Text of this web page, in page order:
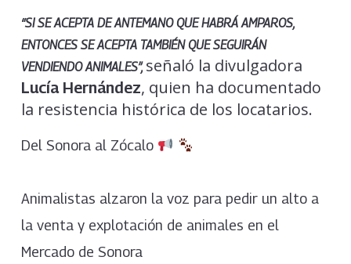
“SI SE ACEPTA DE ANTEMANO QUE HABRÁ AMPAROS,
ENTONCES SE ACEPTA TAMBIÉN QUE SEGUIRÁN
VENDIENDO ANIMALES”, señaló la divulgadora
Lucía Hernández, quien ha documentado
la resistencia histórica de los locatarios.
Del Sonora al Zócalo
Animalistas alzaron la voz para pedir un alto a
la venta y explotación de animales en el
Mercado de Sonora